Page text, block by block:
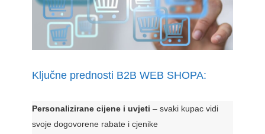
Ključne prednosti B2B WEB SHOPA:
Personalizirane cijene i uvjeti – svaki kupac vidi
svoje dogovorene rabate i cjenike